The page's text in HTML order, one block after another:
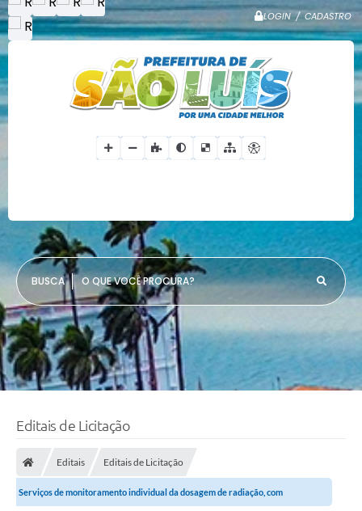
LOGIN / CADASTRO
O QUE VOCÊ PROCURA?
Editais de Licitação
Editais Editais de Licitação
Serviços de monitoramento individual da dosagem de radiação, com